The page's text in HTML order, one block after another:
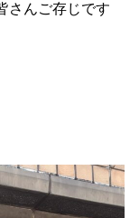
さんご存じです